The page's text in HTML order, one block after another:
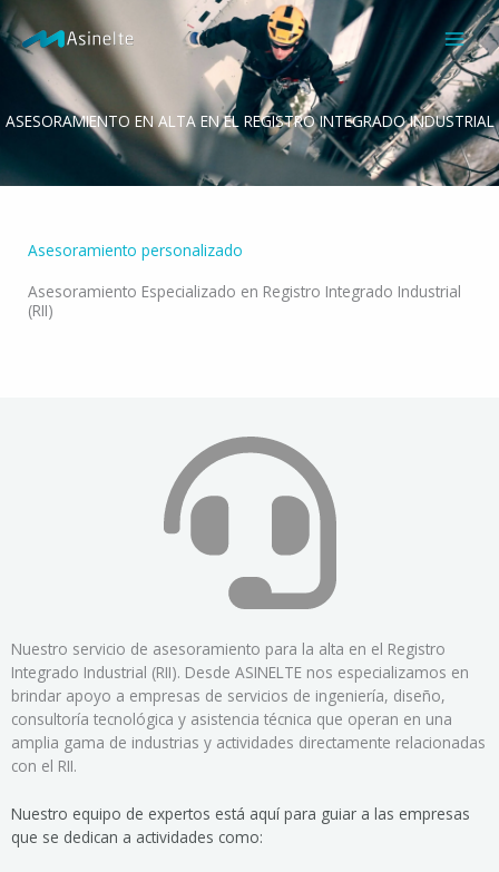
al
contenido
ASESORAMIENTO EN ALTA EN EL REGISTRO INTEGRADO INDUSTRIAL
Asesoramiento personalizado
Asesoramiento Especializado en Registro Integrado Industrial
(RII)
Nuestro servicio de asesoramiento para la alta en el Registro
Integrado Industrial (RII). Desde ASINELTE nos especializamos en
brindar apoyo a empresas de servicios de ingeniería, diseño,
consultoría tecnológica y asistencia técnica que operan en una
amplia gama de industrias y actividades directamente relacionadas
con el RII.
Nuestro equipo de expertos está aquí para guiar a las empresas
que se dedican a actividades como: